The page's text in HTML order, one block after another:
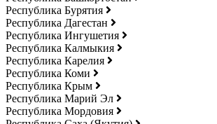
Республика Бурятия
Республика Дагестан
Республика Ингушетия
Республика Калмыкия
Республика Карелия
Республика Коми
Республика Крым
Республика Марий Эл
Республика Мордовия